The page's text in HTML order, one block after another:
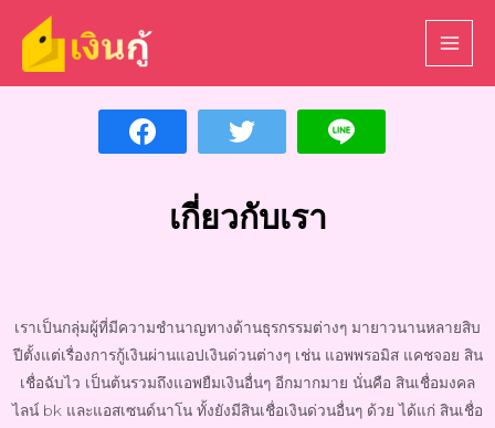
เกี่ยวกับเรา
เราเป็นกลุ่มผู้ที่มีความชำนาญทางด้านธุรกรรมต่างๆ มายาวนานหลายสิบ
ปีตั้งแต่เรื่องการกู้เงินผ่านแอปเงินด่วนต่างๆ เช่น แอพพรอมิส แคชจอย สิน
เชื่อฉับไว เป็นต้นรวมถึงแอพยืมเงินอื่นๆ อีกมากมาย นั่นคือ สินเชื่อมงคล
ไลน์ bk และแอสเซนด์นาโน ทั้งยังมีสินเชื่อเงินด่วนอื่นๆ ด้วย ได้แก่ สินเชื่อ